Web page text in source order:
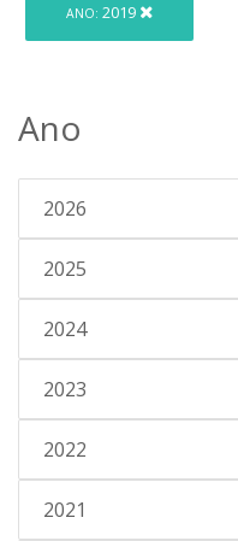
ANO: 2019
Ano
2026
2025
2024
2023
2022
2021